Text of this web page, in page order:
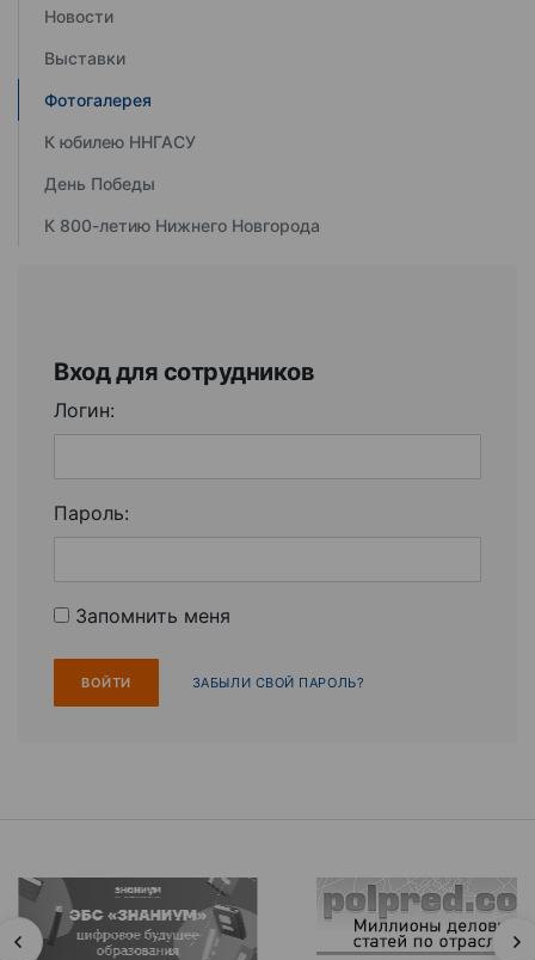
Новости
Выставки
Фотогалерея
К юбилею ННГАСУ
День Победы
К 800-летию Нижнего Новгорода
Вход для сотрудников
Логин:
Пароль:
Запомнить меня
ЗАБЫЛИ СВОЙ ПАРОЛЬ?